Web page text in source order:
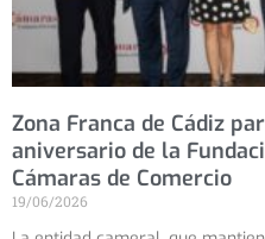
Zona Franca de Cádiz
aniversario de la
Cámaras de Comercio
19/06/2026